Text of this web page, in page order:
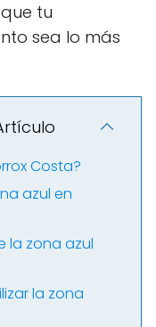
tu
sea lo más
Costa?
azul en
la zona azul
la zona